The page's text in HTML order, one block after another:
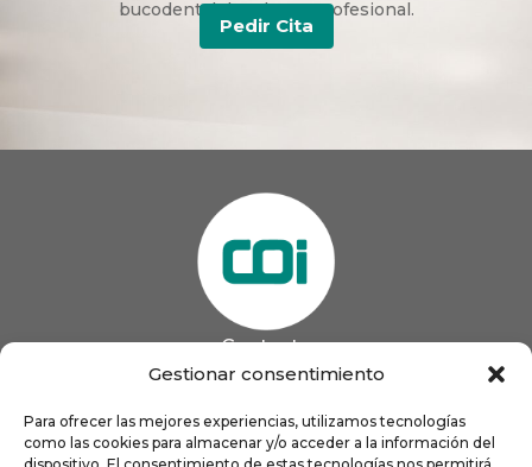
Gestionar consentimiento
Para ofrecer las mejores experiencias, utilizamos tecnologías
como las cookies para almacenar y/o acceder a la información del
bucodental duradera y profesional.
Pedir Cita
Contacto
 coigijon@gmail.com
Horario
Lun 9:00 a 13:00 - 16:00 a 21:00